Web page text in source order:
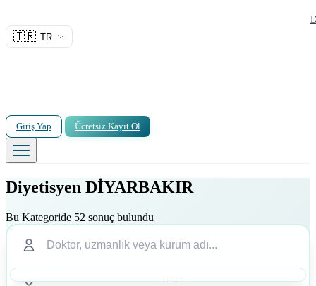
🇹🇷 TR
Giriş Yap Ücretsiz Kayıt Ol
Diyetisyen DİYARBAKIR
Bu Kategoride 52 sonuç bulundu